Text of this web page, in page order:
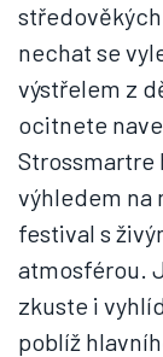
nechat se
výstřelem z
ocitnete
Strossmartre
výhledem na
festival s
atmosférou.
zkuste i
poblíž